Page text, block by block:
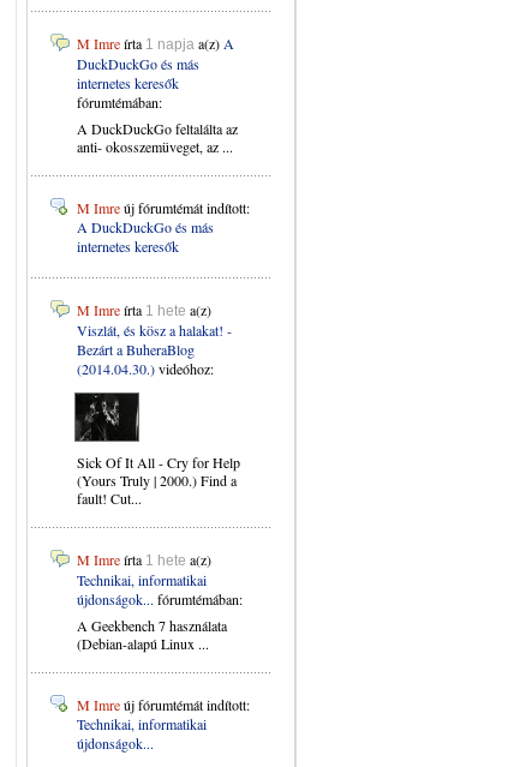
M Imreírta 1 napja a(z) A
DuckDuckGo és más
internetes keresők
fórumtémában:
A DuckDuckGo feltalálta az
anti- okosszemüveget, az ...
M Imreúj fórumtémát indított:
A DuckDuckGo és más
internetes keresők
M Imreírta 1 hete a(z)
Viszlát, és kösz a halakat! -
Bezárt a BuheraBlog
(2014.04.30.)videóhoz:
Sick Of It All - Cry for Help
(Yours Truly | 2000.) Find a
fault! Cut...
M Imreírta 1 hete a(z)
Technikai, informatikai
újdonságok... fórumtémában:
A Geekbench 7 használata
(Debian-alapú Linux ...
M Imreúj fórumtémát indított:
Technikai, informatikai
újdonságok...